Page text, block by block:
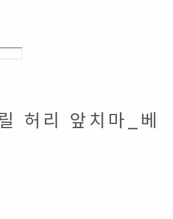
허리 앞치마_베